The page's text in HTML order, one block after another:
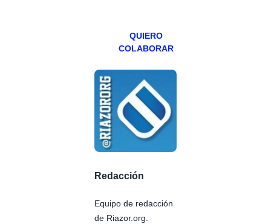
QUIERO
COLABORAR
Redacción
Equipo de redacción
de Riazor.org.